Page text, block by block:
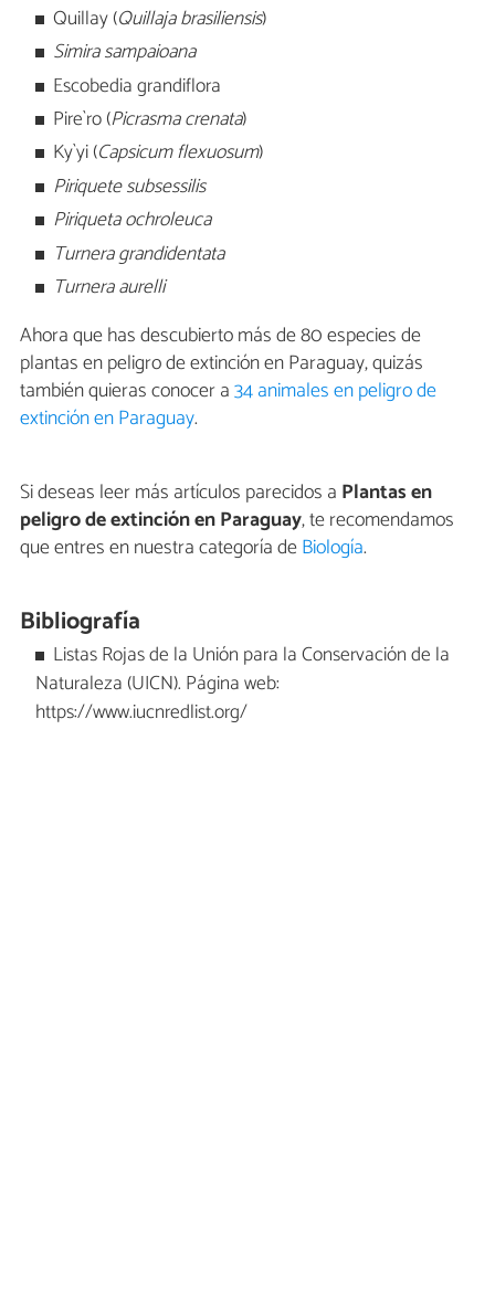
Quillay (Quillaja brasiliensis)
Simira sampaioana
Escobedia grandiflora
Pire`ro (Picrasma crenata)
Ky`yi (Capsicum flexuosum)
Piriquete subsessilis
Piriqueta ochroleuca
Turnera grandidentata
Turnera aurelli
Ahora que has descubierto más de 80 especies de
plantas en peligro de extinción en Paraguay, quizás
también quieras conocer a34 animales en peligro de
extinción en Paraguay.
Si deseas leer más artículos parecidos a Plantas en
peligro de extinción en Paraguay, te recomendamos
que entres en nuestra categoría deBiología.
Bibliografía
Listas Rojas de la Unión para la Conservación de la
Naturaleza (UICN). Página web:
https://www.iucnredlist.org/